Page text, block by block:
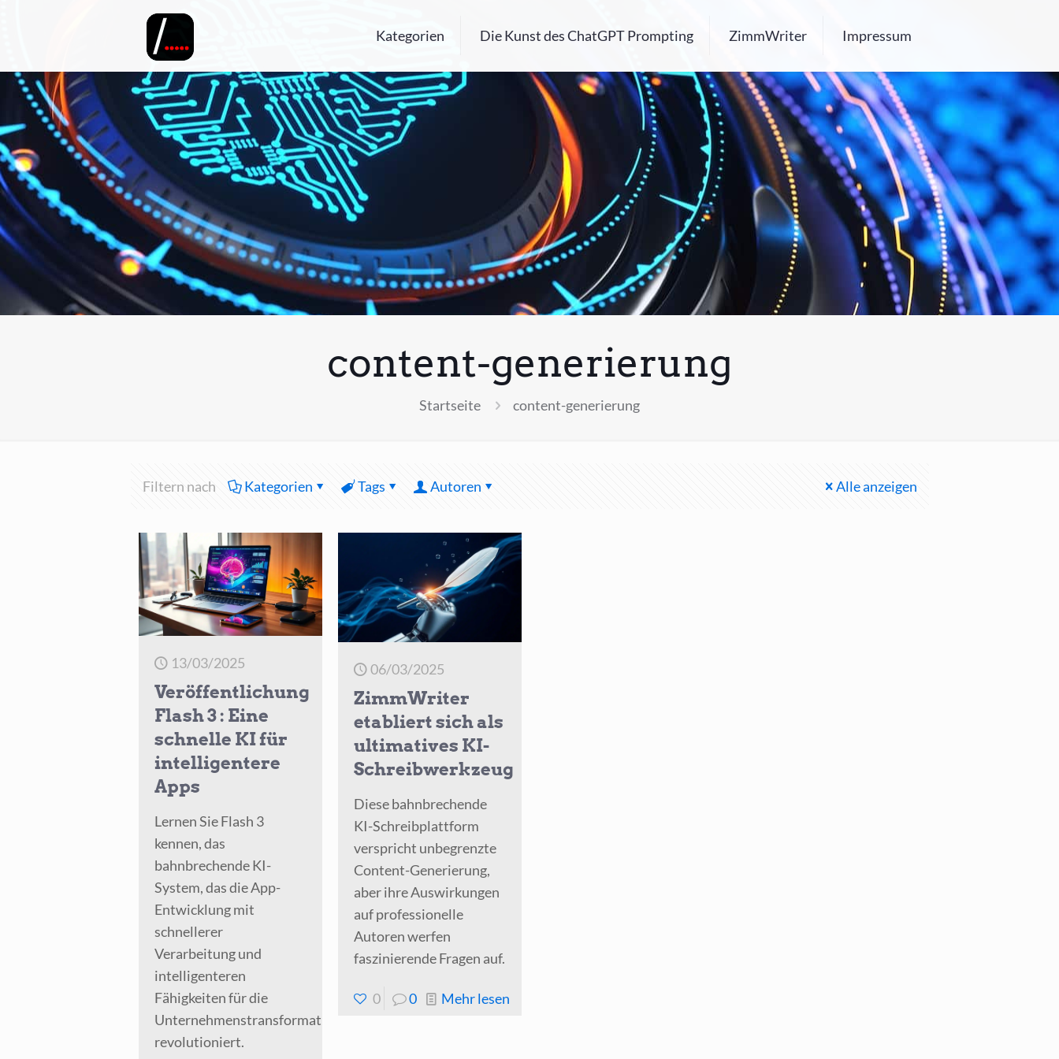
Kategorien Die Kunst des ChatGPT Prompting ZimmWriter Impressum
content-generierung
Startseite content-generierung
Filtern nach Kategorien Tags Autoren Alle anzeigen
13/03/2025
Veröffentlichung
Flash 3 : Eine
schnelle KI für
intelligentere
Apps
Lernen Sie Flash 3
kennen, das
bahnbrechende KI-
System, das die App-
Entwicklung mit
schnellerer
Verarbeitung und
intelligenteren
Fähigkeiten für die
Unternehmenstransformation
revolutioniert.
06/03/2025
ZimmWriter
etabliert sich als
ultimatives KI-
Schreibwerkzeug
Diese bahnbrechende
KI-Schreibplattform
verspricht unbegrenzte
Content-Generierung,
aber ihre Auswirkungen
auf professionelle
Autoren werfen
faszinierende Fragen auf.
0 0 Mehr lesen-